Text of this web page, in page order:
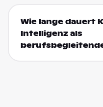
Wie lange dauert
Intelligenz als